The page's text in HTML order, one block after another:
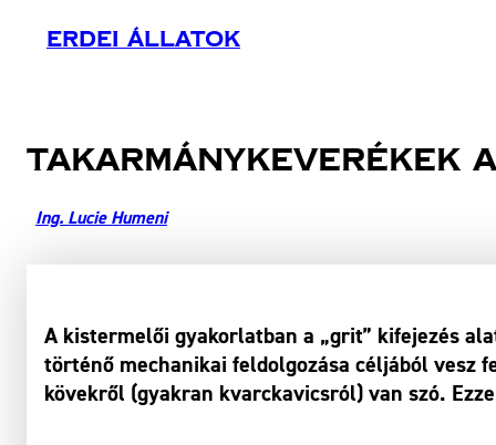
Erdei Állatok
Takarmánykeverékek
Ing. Lucie Humeni
A kistermelői gyakorlatban a „grit” kifejezés
történő mechanikai feldolgozása céljából vesz
kövekről (gyakran kvarckavicsról) van szó.